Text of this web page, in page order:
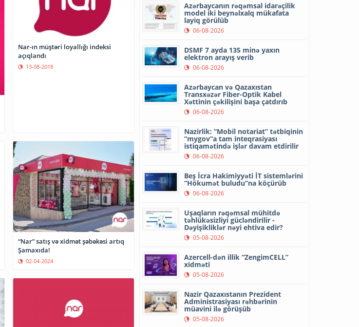
Nar-ın müştəri loyallığı indeksi
açıqlandı
13-08-2018
“Nar” satış və xidmət şəbəkəsi artıq
Şamaxıda!
02-04-2024
Azərbaycanın rəqəmsal idarəçilik
model iki beynəlxalq mükafata
layiq görülüb
06-08-2026
DSMF 7 ayda 135 minə yaxın
elektron arayış verib
06-08-2026
Azərbaycan və Qazaxıstan
Transxəzər Fiber-Optik Kabel
Xəttinin çəkilişini başa çatdırıb
06-08-2026
Nazirlik: “Mobil notariat” tətbiqinin
“mygov”a tam inteqrasiyası
istiqamətində işlər davam etdirilir
06-08-2026
Beş İcra Hakimiyyəti İT sistemlərini
“Hökumət buludu”na köçürüb
06-08-2026
Uşaqların rəqəmsal mühitdə
təhlükəsizliyi gücləndirilir -
Dəyişikliklər nəyi ehtiva edir?
05-08-2026
Azercell-dən illik “ZengimCELL”
xidməti
05-08-2026
Nazir Qazaxıstanın Prezident
Administrasiyası rəhbərinin
müavini ilə görüşüb
05-08-2026